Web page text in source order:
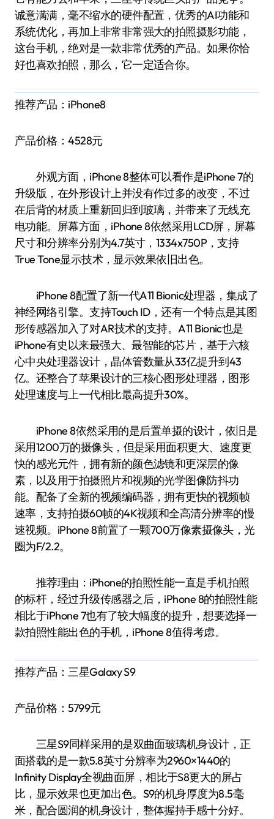
诚意满满，毫不缩水的硬件配置，优秀的AI功能和
系统优化，再加上非常非常强大的拍照摄影功能，
这台手机，绝对是一款非常优秀的产品。如果你恰
好也喜欢拍照，那么，它一定适合你。
推荐产品：iPhone8
产品价格：4528元
外观方面，iPhone 8整体可以看作是iPhone 7的
升级版，在外形设计上并没有作过多的改变，不过
在后背的材质上重新回归到玻璃，并带来了无线充
电功能。屏幕方面，iPhone 8依然采用LCD屏，屏幕
尺寸和分辨率分别为4.7英寸，1334x750P，支持
True Tone显示技术，显示效果依旧出色。
iPhone 8配置了新一代A11 Bionic处理器，集成了
神经网络引擎。支持Touch ID，还有一个特点是其图
形传感器加入了对AR技术的支持。A11 Bionic也是
iPhone有史以来最强大、最智能的芯片，基于六核
心中央处理器设计，晶体管数量从33亿提升到43
亿。还整合了苹果设计的三核心图形处理器，图形
处理速度与上一代相比最高提升30%。
iPhone 8依然采用的是后置单摄的设计，依旧是
采用1200万的摄像头，但是采用面积更大、速度更
快的感光元件，拥有新的颜色滤镜和更深层的像
素，以及用于拍摄照片和视频的光学图像防抖功
能。配备了全新的视频编码器，拥有更快的视频帧
速率，支持拍摄60帧的4K视频和全高清分辨率的慢
速视频。iPhone 8前置了一颗700万像素摄像头，光
圈为F/2.2。
推荐理由：iPhone的拍照性能一直是手机拍照
的标杆，经过升级传感器之后，iPhone 8的拍照性能
相比于iPhone 7也有了较大幅度的提升，想要选择一
款拍照性能出色的手机，iPhone 8值得考虑。
推荐产品：三星Galaxy S9
产品价格：5799元
三星S9同样采用的是双曲面玻璃机身设计，正
面搭载的是一款5.8英寸分辨率为2960×1440的
Infinity Display全视曲面屏，相比于S8更大的屏占
比，显示效果也更加出色。S9的机身厚度为8.5毫
米，配合圆润的机身设计，整体握持手感十分好。